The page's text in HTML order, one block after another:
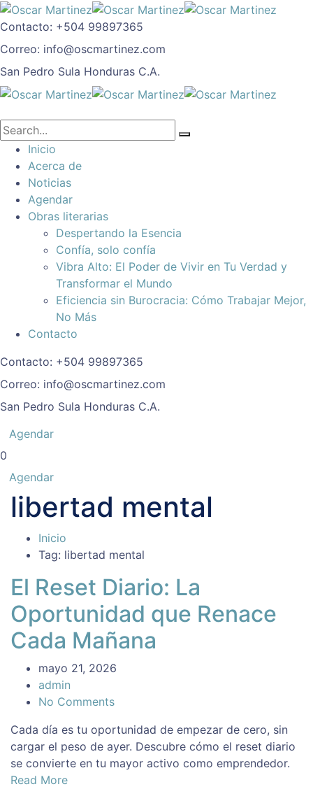
Contacto: +504 99897365
Correo: info@oscmartinez.com
San Pedro Sula Honduras C.A.
Inicio
Acerca de
Noticias
Agendar
Obras literarias
Despertando la Esencia
Confía, solo confía
Vibra Alto: El Poder de Vivir en Tu Verdad y
Transformar el Mundo
Eficiencia sin Burocracia: Cómo Trabajar Mejor,
No Más
Contacto
Contacto: +504 99897365
Correo: info@oscmartinez.com
San Pedro Sula Honduras C.A.
Agendar
0
Agendar
libertad mental
Inicio
Tag: libertad mental
El Reset Diario: La
Oportunidad que Renace
Cada Mañana
mayo 21, 2026
admin
No Comments
Cada día es tu oportunidad de empezar de cero, sin
cargar el peso de ayer. Descubre cómo el reset diario
se convierte en tu mayor activo como emprendedor.
Read More